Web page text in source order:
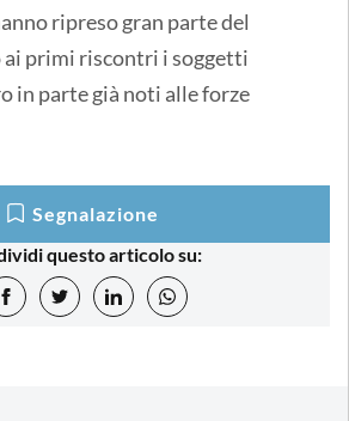
ripreso gran parte del
ai primi riscontri i soggetti
in parte già noti alle forze
Segnalazione
questo articolo su: